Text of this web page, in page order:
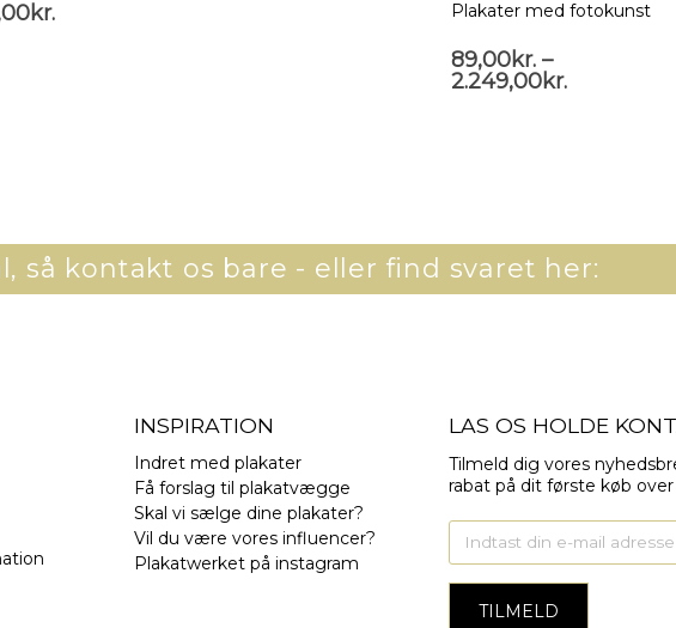
kr. Plakater med fotokunst
89,00kr. –
2.249,00kr.
så kontakt os bare - eller find svaret her:
INSPIRATION
Indret med plakater
Få forslag til plakatvægge
Skal vi sælge dine plakater?
Vil du være vores influencer?
Plakatwerket på instagram
LAS OS HOLDE
Tilmeld dig vores
rabat på dit første køb